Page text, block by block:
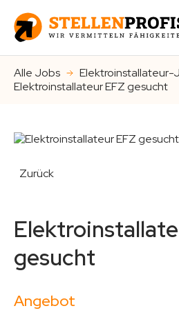
Alle Jobs
Elektroinstallateur-
Elektroinstallateur EFZ gesucht
Zurück
gesucht
Angebot